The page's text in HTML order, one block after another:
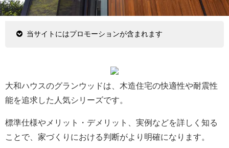
当サイトにはプロモーションが含まれます
大和ハウスのグランウッドは、木造住宅の快適性や耐震性
能を追求した人気シリーズです。
標準仕様やメリット・デメリット、実例などを詳しく知る
ことで、家づくりにおける判断がより明確になります。